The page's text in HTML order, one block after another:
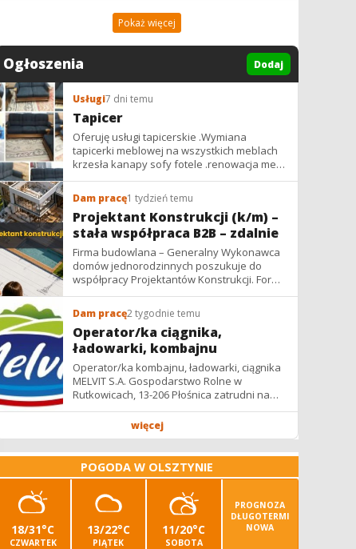
Pokaż więcej
Ogłoszenia Dodaj
Usługi7 dni temu
Tapicer
Oferuję usługi tapicerskie .Wymiana
tapicerki meblowej na wszystkich meblach
krzesła kanapy sofy fotele .renowacja mebli
vintage,PRL. glamur
Dam pracę1 tydzień temu
Projektant Konstrukcji (k/m) –
stała współpraca B2B – zdalnie
Firma budowlana – Generalny Wykonawca
domów jednorodzinnych poszukuje do
współpracy Projektantów Konstrukcji. Forma
współpracy: B2B / podwykonawstwo –
Dam pracę2 tygodnie temu
Operator/ka ciągnika,
ładowarki, kombajnu
Operator/ka kombajnu, ładowarki, ciągnika
MELVIT S.A. Gospodarstwo Rolne w
Rutkowicach, 13-206 Płośnica zatrudni na
umowę zlecenie na okres żniw: -
operatora/kę kombajnu z uprawnieniami -...
więcej
POGODA W OLSZTYNIE
18/31°C
CZWARTEK
13/22°C
PIĄTEK
11/20°C
SOBOTA
PROGNOZA
DŁUGOTERMI
NOWA